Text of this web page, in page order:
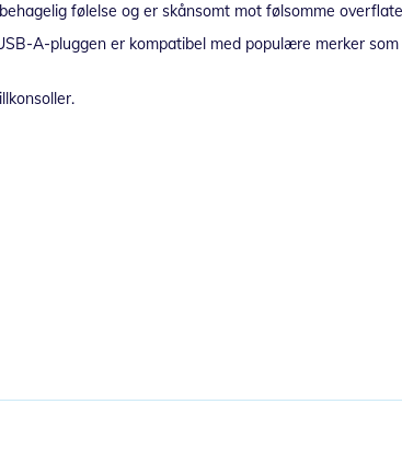
følelse og er skånsomt mot følsomme
A-pluggen er kompatibel med populære merker